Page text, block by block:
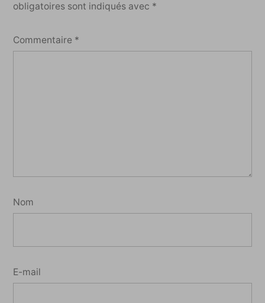
obligatoires sont indiqués avec *
Commentaire *
Nom
E-mail